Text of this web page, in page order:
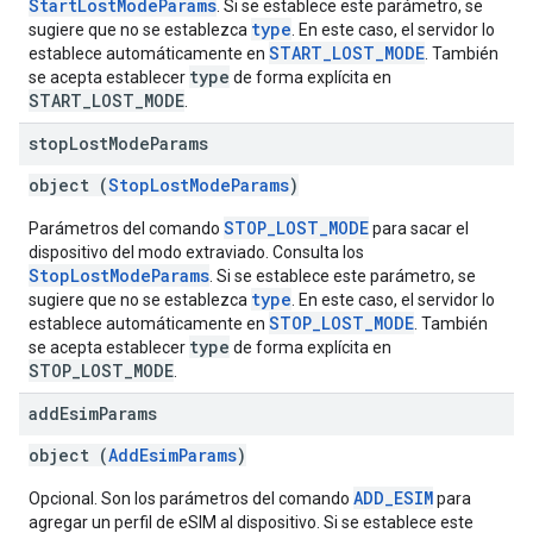
StartLostModeParams . Si se establece este parámetro, se
sugiere que no se establezca type . En este caso, el servidor lo
establece automáticamente en START_LOST_MODE . También
se acepta establecer type de forma explícita en
START_LOST_MODE
stopLostModeParams
object (StopLostModeParams)
Parámetros del comando STOP_LOST_MODEpara sacar el
dispositivo del modo extraviado. Consulta los
StopLostModeParams . Si se establece este parámetro, se
sugiere que no se establezca type . En este caso, el servidor lo
establece automáticamente en STOP_LOST_MODE . También
se acepta establecer type de forma explícita en
STOP_LOST_MODE
addEsimParams
object (AddEsimParams)
Opcional. Son los parámetros del comando ADD_ESIMpara
agregar un perfil de eSIM al dispositivo. Si se establece este